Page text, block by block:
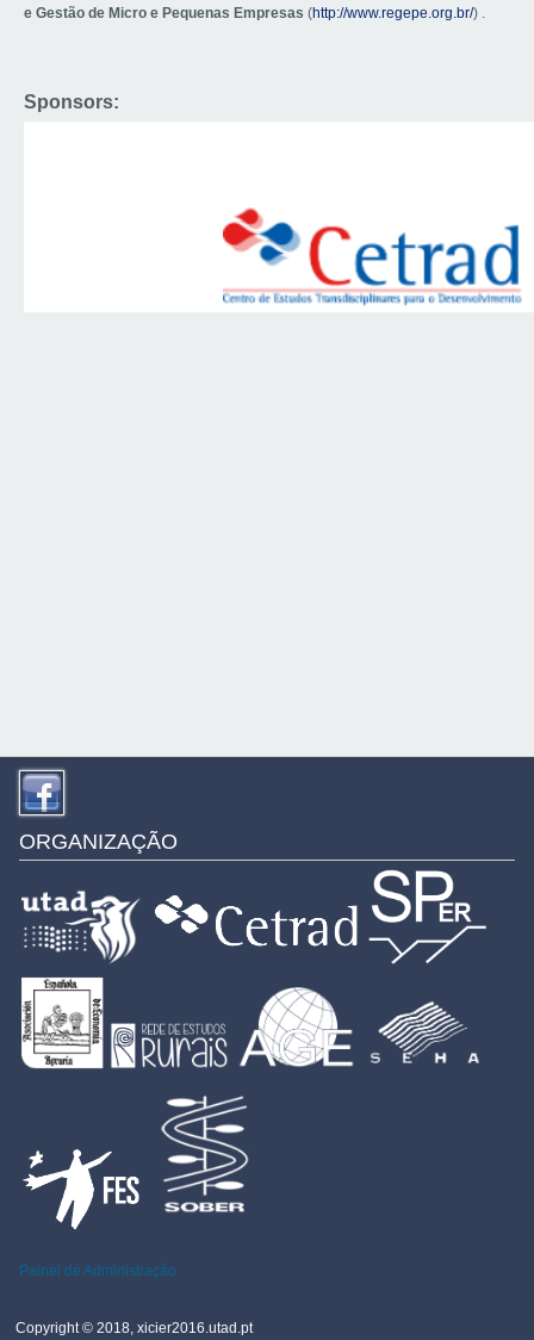
e Gestão de Micro e Pequenas Empresas (http://www.regepe.org.br/) .
Sponsors:
ORGANIZAÇÃO
Painel de Administração
Copyright © 2018, xicier2016.utad.pt